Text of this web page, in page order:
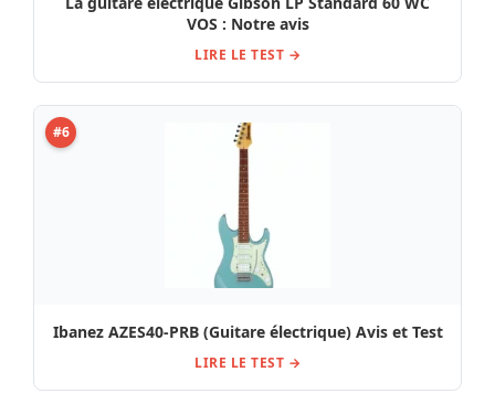
VOS : Notre avis
LIRE LE TEST →
#6
Ibanez AZES40-PRB (Guitare électrique) Avis et Test
LIRE LE TEST →